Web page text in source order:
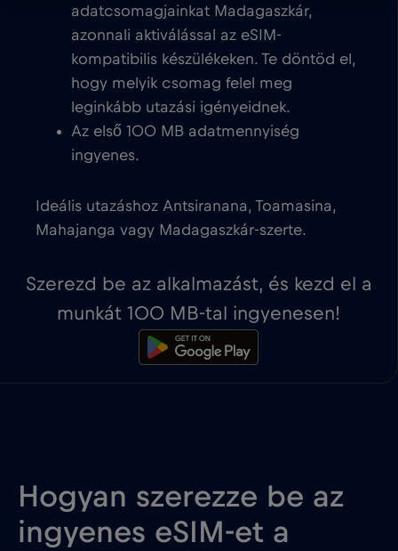
adatcsomagjainkat Madagaszkár,
azonnali aktiválással az eSIM-
kompatibilis készülékeken. Te döntöd el,
hogy melyik csomag felel meg
leginkább utazási igényeidnek.
Az első 100 MB adatmennyiség
ingyenes.
Ideális utazáshoz Antsiranana, Toamasina,
Mahajanga vagy Madagaszkár-szerte.
Szerezd be az alkalmazást, és kezd el a
munkát 100 MB-tal ingyenesen!
Hogyan szerezze be az
ingyenes eSIM-et a